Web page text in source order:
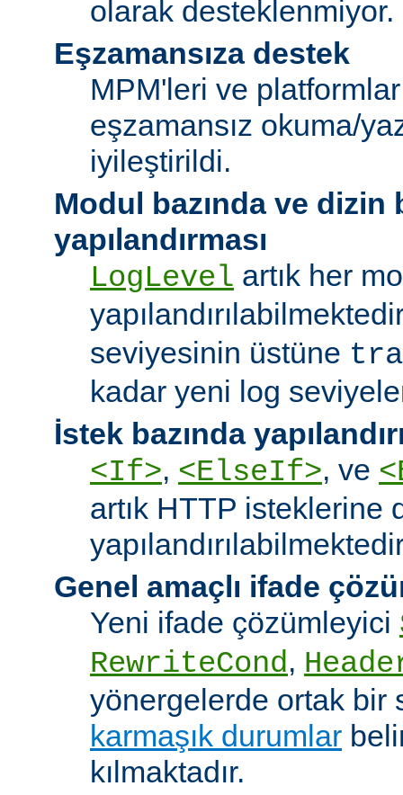
olarak desteklenmiyor.
Eşzamansıza destek
MPM'leri ve
eşzamansız okuma/
iyileştirildi.
Modul bazında ve dizin
yapılandırması
LogLevel artık her
seviyesinin üstüne
kadar yeni log
İstek bazında
<If>, <ElseIf>, ve
artık HTTP isteklerine
Genel amaçlı ifade
Yeni ifade çözümleyici
RewriteCond,
yönergelerde ortak bir
karmaşık durumlar
kılmaktadır.